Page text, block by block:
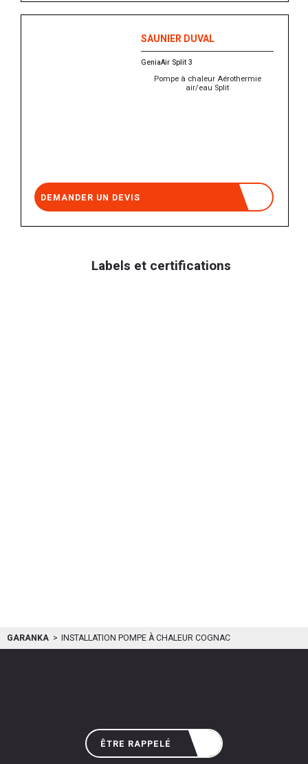
SAUNIER DUVAL
GeniaAir Split 3
Pompe à chaleur Aérothermie
air/eau Split
DEMANDER UN DEVIS
Labels et certifications
GARANKA INSTALLATION POMPE À CHALEUR COGNAC
ÊTRE RAPPELÉ